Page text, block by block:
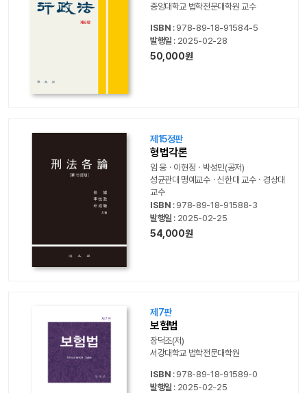
중앙대학교 법학전문대학원 교수
ISBN : 978-89-18-91584-5
발행일 : 2025-02-28
50,000원
제15정판
형법각론
임 웅ㆍ이현정ㆍ박성민(공저)
성균관대 명예교수ㆍ신한대 교수ㆍ경상대
교수
ISBN : 978-89-18-91588-3
발행일 : 2025-02-25
54,000원
제7판
보험법
장덕조(저)
서강대학교 법학전문대학원
ISBN : 978-89-18-91589-0
발행일 : 2025-02-25